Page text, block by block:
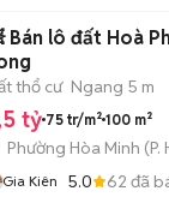
Bán lô đất Hoà
thổ cư Ngang 5 m
tỷ 75 tr/m² 100 m²
Phường Hòa Minh (P.
Gia Kiên 5.0 62 đã